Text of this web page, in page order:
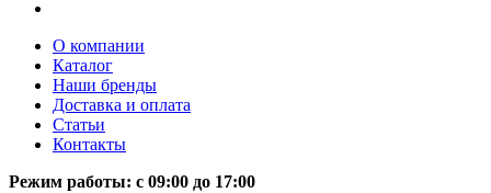
О компании
Каталог
Наши бренды
Доставка и оплата
Статьи
Контакты
Режим работы: c 09:00 до 17:00